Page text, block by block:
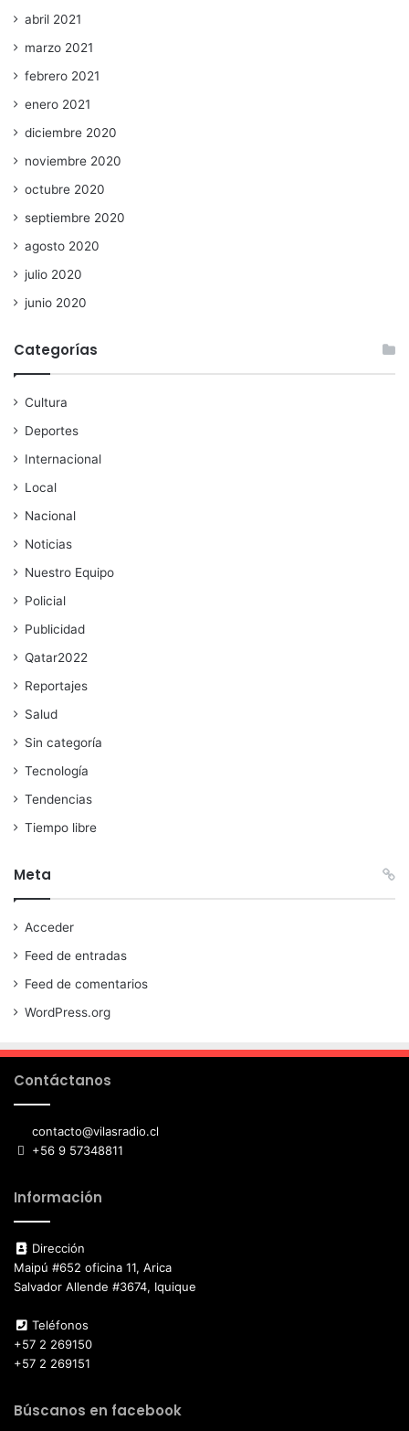
abril 2021
marzo 2021
febrero 2021
enero 2021
diciembre 2020
noviembre 2020
octubre 2020
septiembre 2020
agosto 2020
julio 2020
junio 2020
Categorías
Cultura
Deportes
Internacional
Local
Nacional
Noticias
Nuestro Equipo
Policial
Publicidad
Qatar2022
Reportajes
Salud
Sin categoría
Tecnología
Tendencias
Tiempo libre
Meta
Acceder
Feed de entradas
Feed de comentarios
WordPress.org
Contáctanos
contacto@vilasradio.cl
+56 9 57348811
Información
Dirección
Maipú #652 oficina 11, Arica
Salvador Allende #3674, Iquique
Teléfonos
+57 2 269150
+57 2 269151
Búscanos en facebook